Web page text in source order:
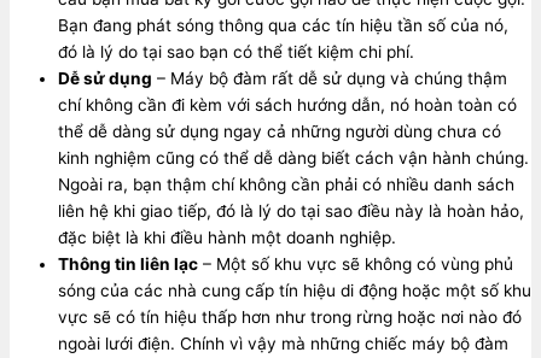
Bạn đang phát sóng thông qua các tín hiệu tần số của nó,
đó là lý do tại sao bạn có thể tiết kiệm chi phí.
Dễ sử dụng – Máy bộ đàm rất dễ sử dụng và chúng thậm
chí không cần đi kèm với sách hướng dẫn, nó hoàn toàn có
thể dễ dàng sử dụng ngay cả những người dùng chưa có
kinh nghiệm cũng có thể dễ dàng biết cách vận hành chúng.
Ngoài ra, bạn thậm chí không cần phải có nhiều danh sách
liên hệ khi giao tiếp, đó là lý do tại sao điều này là hoàn hảo,
đặc biệt là khi điều hành một doanh nghiệp.
Thông tin liên lạc – Một số khu vực sẽ không có vùng phủ
sóng của các nhà cung cấp tín hiệu di động hoặc một số khu
vực sẽ có tín hiệu thấp hơn như trong rừng hoặc nơi nào đó
ngoài lưới điện. Chính vì vậy mà những chiếc máy bộ đàm